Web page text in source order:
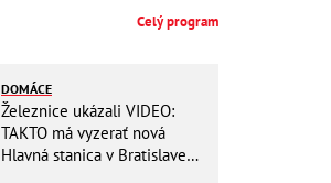
Celý program
DOMÁCE
Železnice ukázali VIDEO:
TAKTO má vyzerať nová
Hlavná stanica v Bratislave!